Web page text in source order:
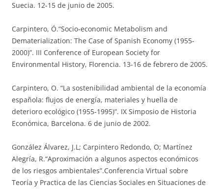
Suecia. 12-15 de junio de 2005.
Carpintero, Ó.“Socio-economic Metabolism and
Dematerialization: The Case of Spanish Economy (1955-
2000)”. III Conference of European Society for
Environmental History, Florencia. 13-16 de febrero de 2005.
Carpintero, O. “La sostenibilidad ambiental de la economía
española: flujos de energía, materiales y huella de
deterioro ecológico (1955-1995)”. IX Simposio de Historia
Económica, Barcelona. 6 de junio de 2002.
González Álvarez, J.L; Carpintero Redondo, O; Martínez
Alegría, R.“Aproximación a algunos aspectos económicos
de los riesgos ambientales”.Conferencia Virtual sobre
Teoría y Practica de las Ciencias Sociales en Situaciones de